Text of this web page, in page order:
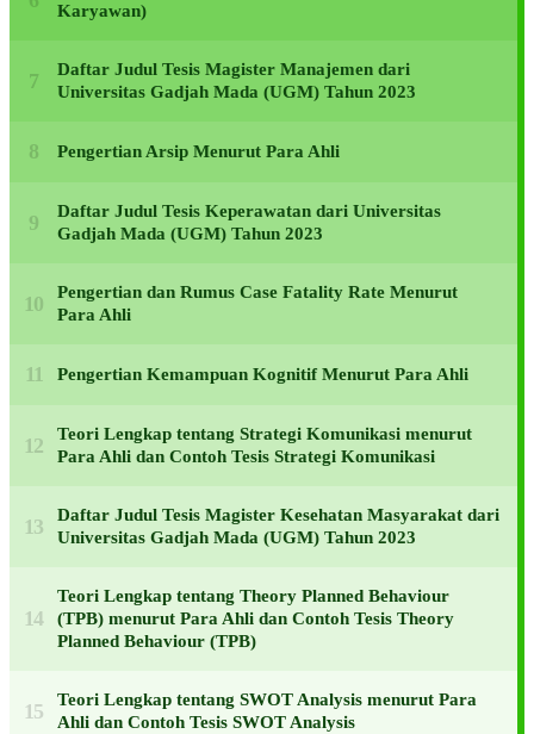
Karyawan)
Daftar Judul Tesis Magister Manajemen dari
Universitas Gadjah Mada (UGM) Tahun 2023
Pengertian Arsip Menurut Para Ahli
Daftar Judul Tesis Keperawatan dari Universitas
Gadjah Mada (UGM) Tahun 2023
Pengertian dan Rumus Case Fatality Rate Menurut
Para Ahli
Pengertian Kemampuan Kognitif Menurut Para Ahli
Teori Lengkap tentang Strategi Komunikasi menurut
Para Ahli dan Contoh Tesis Strategi Komunikasi
Daftar Judul Tesis Magister Kesehatan Masyarakat dari
Universitas Gadjah Mada (UGM) Tahun 2023
Teori Lengkap tentang Theory Planned Behaviour
(TPB) menurut Para Ahli dan Contoh Tesis Theory
Planned Behaviour (TPB)
Teori Lengkap tentang SWOT Analysis menurut Para
Ahli dan Contoh Tesis SWOT Analysis